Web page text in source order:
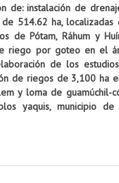
de: instalación de
514.62 ha,
de Pótam, Ráhum y
riego por goteo en el
de los
de riegos de 3,100 ha
y loma de
yaquis, municipio